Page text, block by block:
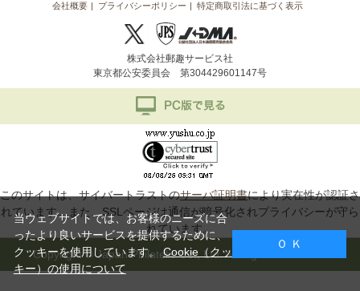
会社概要 プライバシーポリシー 特定商取引法に基づく表示
株式会社郵趣サービス社
東京都公安委員会 第304429601147号
このサイトは、サイバートラストのサーバ証明書により実在性が認証さ
れています。また、SSLページは通信が暗号化されプライバシーが守ら
れています。
Copyright © Japan Philatelic Co., Ltd. All Rights Reserved.
当ウェブサイトでは、お客様のニーズに合
ったより良いサービスを提供するために、
クッキーを使用しています。Cookie（クッ
キー）の使用について
Ｏ Ｋ